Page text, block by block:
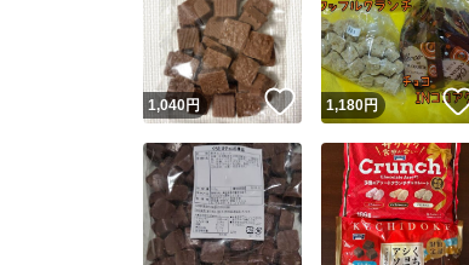
1,040円 いいね！
1,180円